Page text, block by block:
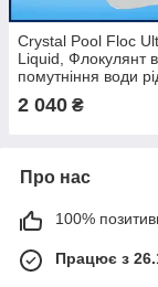
Crystal Pool Floc
Liquid, Флокулянт
помутніння води
2 040 ₴
Про нас
100%
Працює з